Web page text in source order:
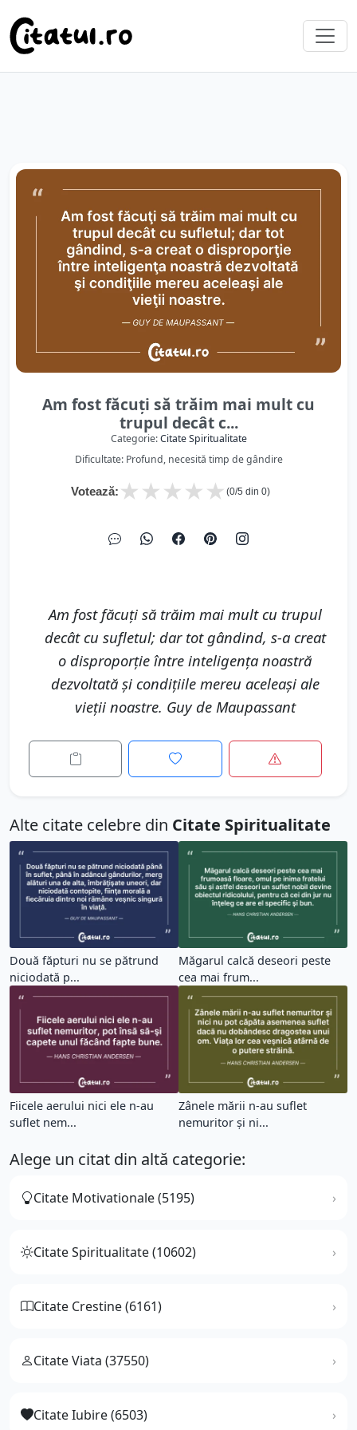
Am fost făcuţi să trăim mai mult cu
trupul decât c...
Categorie:Citate Spiritualitate
Dificultate: Profund, necesită timp de gândire
Votează: ★
★
★
★
★ (0/5 din 0)
Am fost făcuţi să trăim mai mult cu trupul
decât cu sufletul; dar tot gândind, s-a creat
o disproporţie între inteligenţa noastră
dezvoltată şi condiţiile mereu aceleaşi ale
vieţii noastre. Guy de Maupassant
Alte citate celebre din Citate Spiritualitate
Două făpturi nu se pătrund
niciodată p...
Măgarul calcă deseori peste
cea mai frum...
Fiicele aerului nici ele n-au
suflet nem...
Zânele mării n-au suflet
nemuritor şi ni...
Alege un citat din altă categorie:
Citate Motivationale (5195)
Citate Spiritualitate (10602)
Citate Crestine (6161)
Citate Viata (37550)
Citate Iubire (6503)